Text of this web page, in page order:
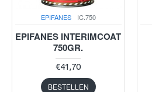
EPIFANES IC.750
EPIFANES INTERIMCOAT
750GR.
€41,70
BESTELLEN